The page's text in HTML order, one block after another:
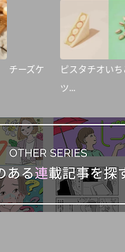
チーズケ
ピスタチオい
ツ...